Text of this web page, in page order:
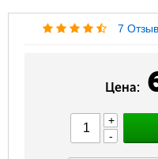
7
Цена:
+
-